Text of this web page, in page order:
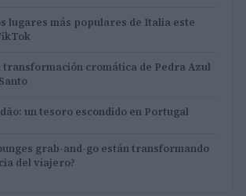
lugares más populares de Italia este
transformación cromática de Pedra Azul
un tesoro escondido en Portugal
grab-and-go están transformando
del viajero?